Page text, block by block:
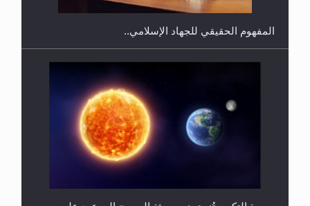
المفهوم الحقيقي للجهاد الإسلامي..